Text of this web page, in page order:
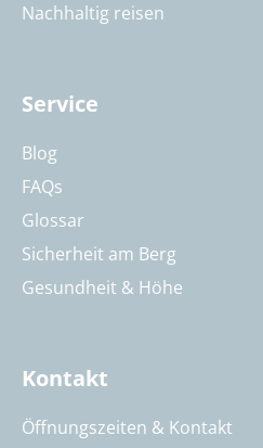
Nachhaltig reisen
Service
Blog
FAQs
Glossar
Sicherheit am Berg
Gesundheit & Höhe
Kontakt
Öffnungszeiten & Kontakt